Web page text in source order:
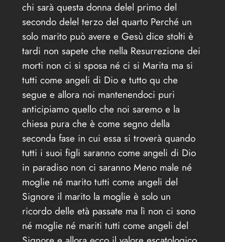
chi sarà questa donna delel primo del
secondo delel terzo del quarto Perché un
solo marito può avere e Gesù dice stolti è
tardi non sapete che nella Resurrezione dei
morti non ci si sposa né ci si Marita ma si
tutti come angeli di Dio e tutto qu che
segue e allora noi mantenendoci puri
anticipiamo quello che noi saremo e la
chiesa pura che è come segno della
seconda fase in cui essa si troverà quando
tutti i suoi figli saranno come angeli di Dio
in paradiso non ci saranno Meno male né
moglie né marito tutti come angeli del
Signore il marito la moglie è solo un
ricordo delle età passate ma lì non ci sono
né moglie né mariti tutti come angeli del